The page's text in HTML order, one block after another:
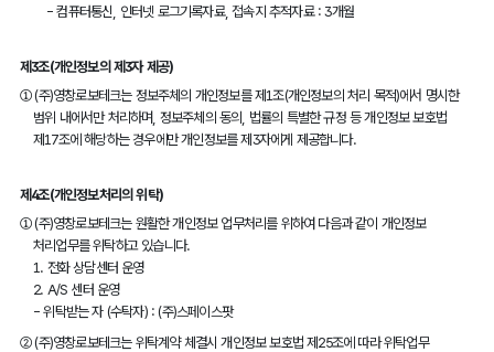
- 컴퓨터통신, 인터넷 로그기록자료, 접속지 추적자료 : 3개월
제3조(개인정보의 제3자 제공)
①(주)영창로보테크는 정보주체의 개인정보를 제1조(개인정보의 처리 목적)에서 명시한
범위 내에서만 처리하며, 정보주체의 동의, 법률의 특별한 규정 등 개인정보 보호법
제17조에 해당하는 경우에만 개인정보를 제3자에게 제공합니다.
제4조(개인정보처리의 위탁)
①(주)영창로보테크는 원활한 개인정보 업무처리를 위하여 다음과 같이 개인정보
처리업무를 위탁하고 있습니다.
1. 전화 상담센터 운영
2. A/S 센터 운영
- 위탁받는 자 (수탁자) : (주)스페이스팟
②(주)영창로보테크는 위탁계약 체결시 개인정보 보호법 제25조에 따라 위탁업무